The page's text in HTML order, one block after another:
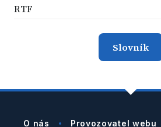
RTF
Slovník
O nás Provozovatel webu